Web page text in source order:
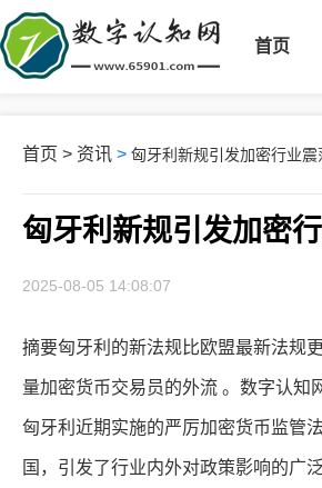
首页
首页 > 资讯 > 匈牙利新规引发加密行业
匈牙利新规引发加密
2025-08-05 14:08:07
摘要匈牙利的新法规比欧盟最新法规
量加密货币交易员的外流 。数字认知
匈牙利近期实施的严厉加密货币监管
国，引发了行业内外对政策影响的广